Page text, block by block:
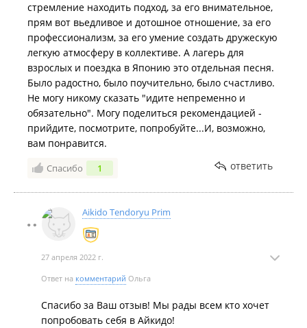
стремление находить подход, за его внимательное,
прям вот вьедливое и дотошное отношение, за его
профессионализм, за его умение создать дружескую
легкую атмосферу в коллективе. А лагерь для
взрослых и поездка в Японию это отдельная песня.
Было радостно, было поучительно, было счастливо.
Не могу никому сказать "идите непременно и
обязательно". Могу поделиться рекомендацией -
прийдите, посмотрите, попробуйте...И, возможно,
вам понравится.
Спасибо 1 ответить
Aikido Tendoryu Prim
27 апреля 2022 г.
Ответ на комментарий Ольга
Спасибо за Ваш отзыв! Мы рады всем кто хочет
попробовать себя в Айкидо!